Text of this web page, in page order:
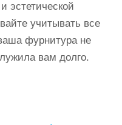
эстетической
учитывать все
фурнитура не
вам долго.